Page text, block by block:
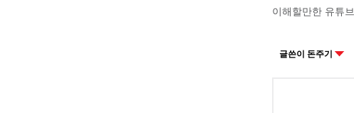
이해할만한 유튜
글쓴이 돈주기